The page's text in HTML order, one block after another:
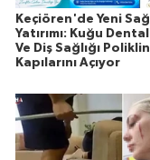
Keçiören'de Yeni
Yatırımı: Kuğu
Ve Diş Sağlığı
Kapılarını Açıyor